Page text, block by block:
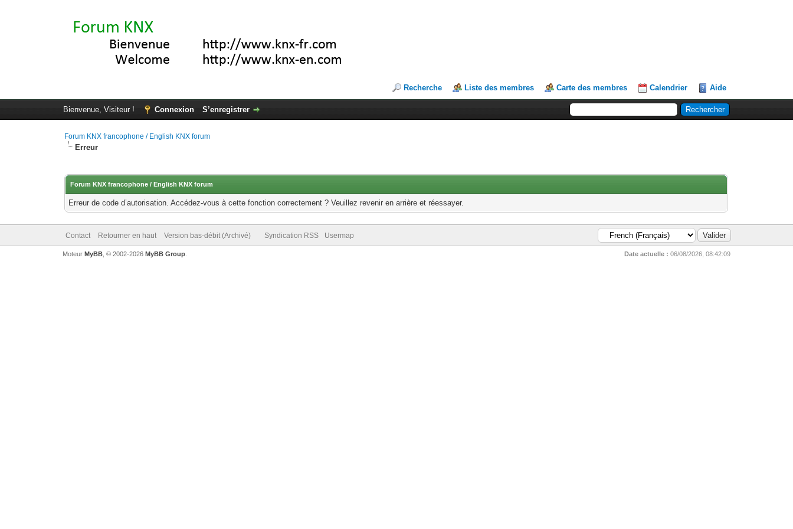
Recherche Liste des membres Carte des membres Calendrier Aide
Bienvenue, Visiteur ! Connexion S’enregistrer
Forum KNX francophone / English KNX forum
Erreur
Forum KNX francophone / English KNX forum
Erreur de code d’autorisation. Accédez-vous à cette fonction correctement ? Veuillez revenir en arrière et réessayer.
Contact Retourner en haut Version bas-débit (Archivé) Syndication RSS Usermap
Date actuelle : 06/08/2026, 08:42:09
Moteur MyBB, © 2002-2026 MyBB Group.